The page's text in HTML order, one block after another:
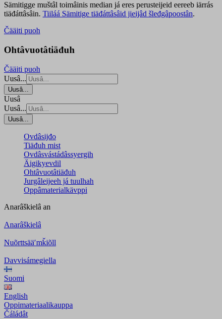
Sämitigge muštâl toimâinis median já eres perusteijeid eereeb iärrás
tiäđáttâsâin. Tiiláá Sämitige tiäđáttâsâid jieijâd šleđgâpoostân.
Čääiti puoh
Ohtâvuotâtiäđuh
Čääiti puoh
Uusâ...
Uusâ...
Uusâ
Uusâ...
Uusâ...
Ovdâsijđo
Tiäđuh mist
Ovdâsvástádâssyergih
Äigikyevdil
Ohtâvuotâtiäđuh
Jurgâleijeeh já tuulhah
Oppâmaterialkävppi
Anarâškielâ an
Anarâškielâ
Nuõrttsääʹmǩiõll
Davvisámegiella
Suomi
English
Oppimateriaalikauppa
Čáládât